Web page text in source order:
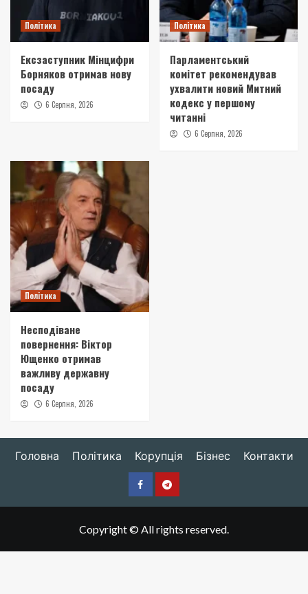
Політика
Ексзаступник Мінцифри
Борняков отримав нову
посаду
6 Серпня, 2026
Політика
Парламентський
комітет рекомендував
ухвалити новий Митний
кодекс у першому
читанні
6 Серпня, 2026
Політика
Несподіване
повернення: Віктор
Ющенко отримав
важливу державну
посаду
6 Серпня, 2026
Головна Політика Корупція Бізнес Контакти
FacebookTelegram
Copyright © All rights reserved.